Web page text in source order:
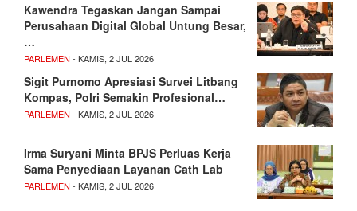
Kawendra Tegaskan Jangan Sampai
Perusahaan Digital Global Untung Besar,
…
PARLEMEN - KAMIS, 2 JUL 2026
Sigit Purnomo Apresiasi Survei Litbang
Kompas, Polri Semakin Profesional…
PARLEMEN - KAMIS, 2 JUL 2026
Irma Suryani Minta BPJS Perluas Kerja
Sama Penyediaan Layanan Cath Lab
PARLEMEN - KAMIS, 2 JUL 2026